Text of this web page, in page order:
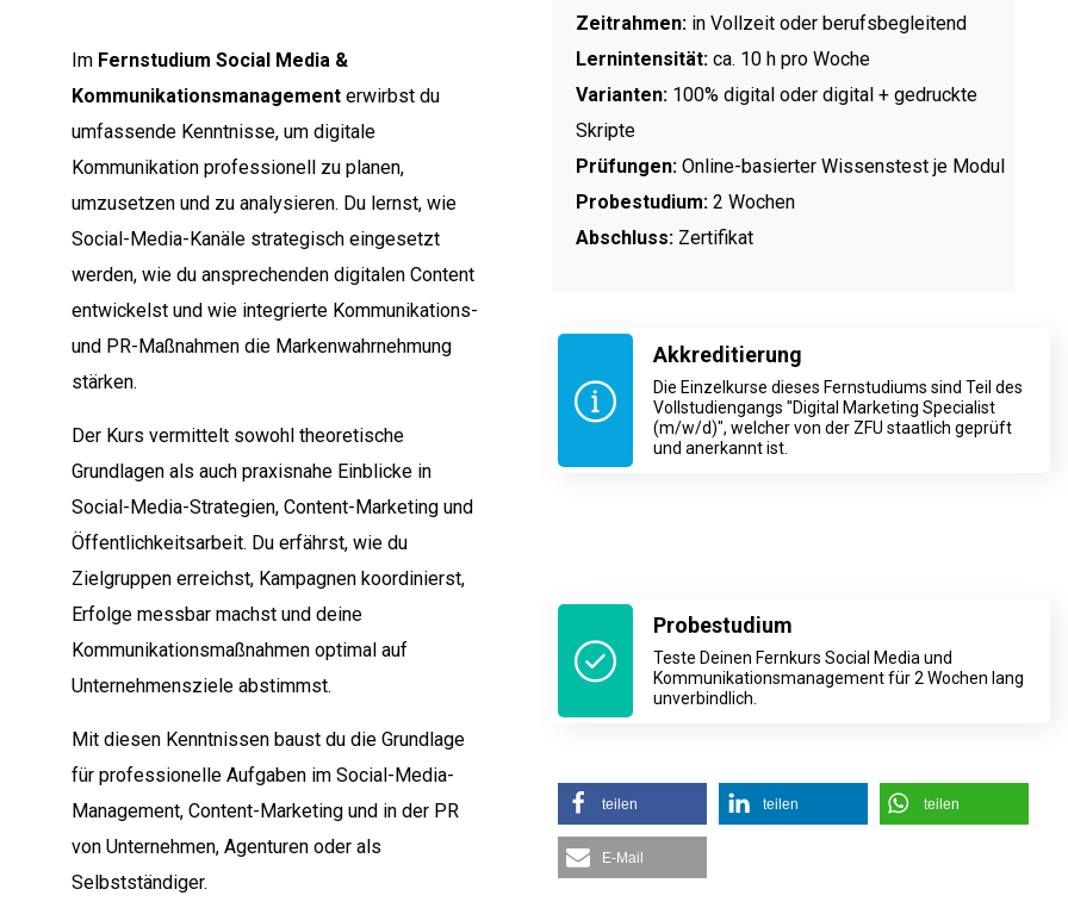
Im Fernstudium Social Media &
Kommunikationsmanagement erwirbst du
umfassende Kenntnisse, um digitale
Kommunikation professionell zu planen,
umzusetzen und zu analysieren. Du lernst, wie
Social-Media-Kanäle strategisch eingesetzt
werden, wie du ansprechenden digitalen Content
entwickelst und wie integrierte Kommunikations-
und PR-Maßnahmen die Markenwahrnehmung
stärken.
Der Kurs vermittelt sowohl theoretische
Grundlagen als auch praxisnahe Einblicke in
Social-Media-Strategien, Content-Marketing und
Öffentlichkeitsarbeit. Du erfährst, wie du
Zielgruppen erreichst, Kampagnen koordinierst,
Erfolge messbar machst und deine
Kommunikationsmaßnahmen optimal auf
Unternehmensziele abstimmst.
Mit diesen Kenntnissen baust du die Grundlage
für professionelle Aufgaben im Social-Media-
Management, Content-Marketing und in der PR
von Unternehmen, Agenturen oder als
Selbstständiger.
Zeitrahmen: in Vollzeit oder berufsbegleitend
Lernintensität: ca. 10 h pro Woche
Varianten: 100% digital oder digital + gedruckte
Skripte
Prüfungen: Online-basierter Wissenstest je Modul
Probestudium: 2 Wochen
Abschluss: Zertifikat
Akkreditierung
Die Einzelkurse dieses Fernstudiums sind Teil des
Vollstudiengangs "Digital Marketing Specialist
(m/w/d)", welcher von der ZFU staatlich geprüft
und anerkannt ist.
Probestudium
Teste Deinen Fernkurs Social Media und
Kommunikationsmanagement für 2 Wochen lang
unverbindlich.
teilen teilen teilen
E-Mail